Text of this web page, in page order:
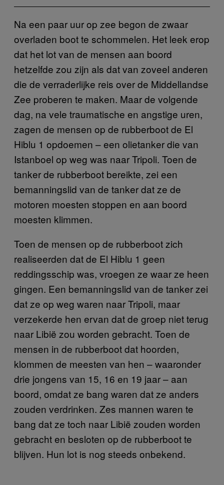
Na een paar uur op zee begon de zwaar
overladen boot te schommelen. Het leek erop
dat het lot van de mensen aan boord
hetzelfde zou zijn als dat van zoveel anderen
die de verraderlijke reis over de Middellandse
Zee proberen te maken. Maar de volgende
dag, na vele traumatische en angstige uren,
zagen de mensen op de rubberboot de El
Hiblu 1 opdoemen – een olietanker die van
Istanboel op weg was naar Tripoli. Toen de
tanker de rubberboot bereikte, zei een
bemanningslid van de tanker dat ze de
motoren moesten stoppen en aan boord
moesten klimmen.
Toen de mensen op de rubberboot zich
realiseerden dat de El Hiblu 1 geen
reddingsschip was, vroegen ze waar ze heen
gingen. Een bemanningslid van de tanker zei
dat ze op weg waren naar Tripoli, maar
verzekerde hen ervan dat de groep niet terug
naar Libië zou worden gebracht. Toen de
mensen in de rubberboot dat hoorden,
klommen de meesten van hen – waaronder
drie jongens van 15, 16 en 19 jaar – aan
boord, omdat ze bang waren dat ze anders
zouden verdrinken. Zes mannen waren te
bang dat ze toch naar Libië zouden worden
gebracht en besloten op de rubberboot te
blijven. Hun lot is nog steeds onbekend.